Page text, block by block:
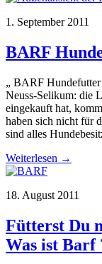
1. September 2011
BARF
„ BARF Hundefutter
Neuss-Selikum: die
eingekauft hat,
haben sich nicht für
sind alles
Weiterlesen →
18. August 2011
Fütterst Du
Was ist Barf